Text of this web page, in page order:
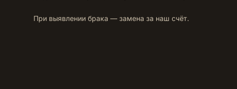
При выявлении брака — замена за наш счёт.